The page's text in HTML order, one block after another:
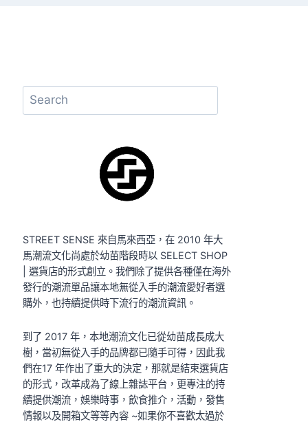
搜
尋
STREET SENSE 來自馬來西亞，在 2010 年大
馬潮流文化尚處於幼苗階段時以 SELECT SHOP
| 選貨店的形式創立。我們除了提供各種僅在海外
發行的潮流單品讓本地無從入手的潮流愛好者選
購外，也持續提供時下流行的潮流資訊。
到了 2017 年，本地潮流文化已從幼苗成長成大
樹，當初無從入手的品牌都已隨手可得，因此我
們在17 年作出了重大的決定，那就是結束選貨店
的形式，改革成為了線上雜誌平台，更專注的持
續提供潮流，娛樂時事，飲食推介，活動，發售
情報以及開箱文等等內容 ~如果你不喜歡太過於